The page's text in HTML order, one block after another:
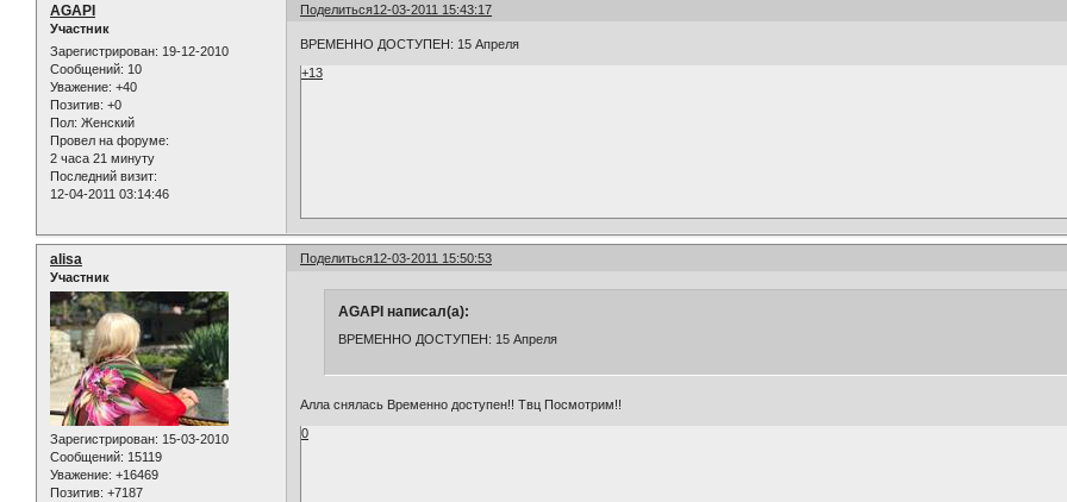
Поделиться12-03-2011 15:43:17
AGAPI
Участник
Зарегистрирован: 19-12-2010
Сообщений: 10
Уважение: +40
Позитив: +0
Пол: Женский
Провел на форуме:
2 часа 21 минуту
Последний визит:
12-04-2011 03:14:46
ВРЕМЕННО ДОСТУПЕН: 15 Апреля
+13
Поделиться12-03-2011 15:50:53
alisa
Участник
Зарегистрирован: 15-03-2010
Сообщений: 15119
Уважение: +16469
Позитив: +7187
AGAPI написал(а):
ВРЕМЕННО ДОСТУПЕН: 15 Апреля
Алла снялась Временно доступен!! Твц Посмотрим!!
0